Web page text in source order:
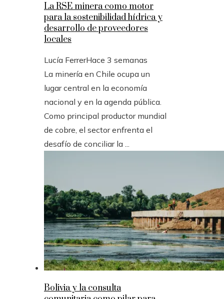
La RSE minera como motor
para la sostenibilidad hídrica y
desarrollo de proveedores
locales
Lucía FerrerHace 3 semanas
La minería en Chile ocupa un
lugar central en la economía
nacional y en la agenda pública.
Como principal productor mundial
de cobre, el sector enfrenta el
desafío de conciliar la ...
Bolivia y la consulta